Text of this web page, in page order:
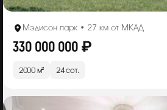
Мэдисон парк • 27 км от МКАД
330 000 000 ₽
2000 м² 24 сот.